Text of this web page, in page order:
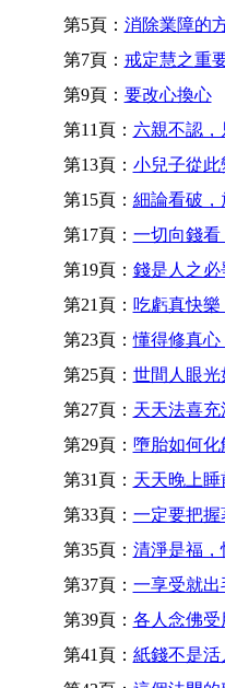
第5頁： 消除業障的
第7頁： 戒定慧之重
第9頁： 要改心換心
第11頁： 六親不認
第13頁： 小兒子從此
第15頁： 細論看破，
第17頁： 一切向錢
第19頁： 錢是人之必
第21頁： 吃虧真快樂
第23頁：懂得修真心
第25頁： 世間人眼光
第27頁： 天天法喜
第29頁： 墮胎如何化
第31頁： 天天晚上
第33頁： 一定要把
第35頁： 清淨是福，
第37頁： 一享受就出
第39頁： 各人念佛受
第41頁： 紙錢不是活